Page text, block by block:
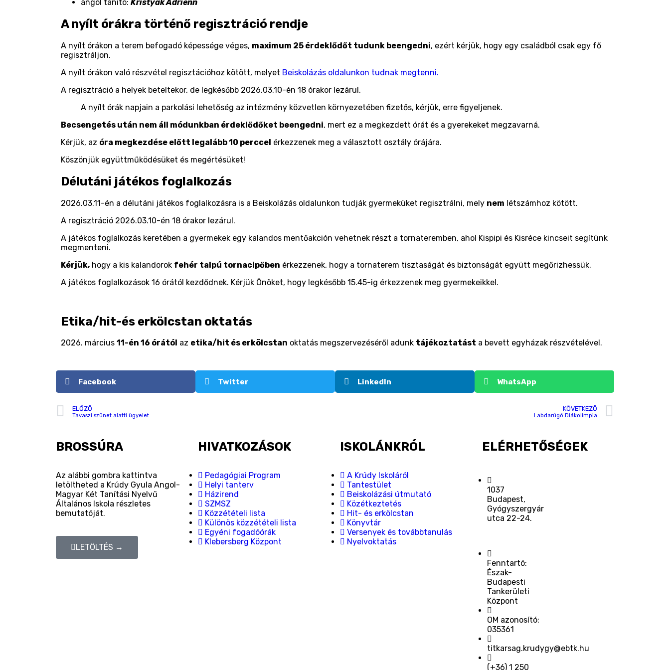
angol tanító: Kristyák Adrienn
A nyílt órákra történő regisztráció rendje
A nyílt órákon a terem befogadó képessége véges, maximum 25 érdeklődőt tudunk beengedni, ezért kérjük, hogy egy családból csak egy fő
regisztráljon.
A nyílt órákon való részvétel regisztációhoz kötött, melyet Beiskolázás oldalunkon tudnak megtenni.
A regisztráció a helyek beteltekor, de legkésőbb 2026.03.10-én 18 órakor lezárul.
A nyílt órák napjain a parkolási lehetőség az intézmény közvetlen környezetében fizetős, kérjük, erre figyeljenek.
Becsengetés után nem áll módunkban érdeklődőket beengedni, mert ez a megkezdett órát és a gyerekeket megzavarná.
Kérjük, az óra megkezdése előtt legalább 10 perccel érkezzenek meg a választott osztály órájára.
Köszönjük együttműködésüket és megértésüket!
Délutáni játékos foglalkozás
2026.03.11-én a délutáni játékos foglalkozásra is a Beiskolázás oldalunkon tudják gyermeküket regisztrálni, mely nem létszámhoz kötött.
A regisztráció 2026.03.10-én 18 órakor lezárul.
A játékos foglalkozás keretében a gyermekek egy kalandos mentőakción vehetnek részt a tornateremben, ahol Kispipi és Kisréce kincseit segítünk
megmenteni.
Kérjük, hogy a kis kalandorok fehér talpú tornacipőben érkezzenek, hogy a tornaterem tisztaságát és biztonságát együtt megőrizhessük.
A játékos foglalkozások 16 órától kezdődnek. Kérjük Önöket, hogy legkésőbb 15.45-ig érkezzenek meg gyermekeikkel.
Etika/hit-és erkölcstan oktatás
2026. március 11-én 16 órától az etika/hit és erkölcstan oktatás megszervezéséről adunk tájékoztatást a bevett egyházak részvételével.
Facebook Twitter LinkedIn WhatsApp
ELŐZŐ
Tavaszi szünet alatti ügyelet
KÖVETKEZŐ
Labdarúgó Diákolimpia
BROSSÚRA
Az alábbi gombra kattintva
letöltheted a Krúdy Gyula Angol-
Magyar Két Tanítási Nyelvű
Általános Iskola részletes
bemutatóját.
LETÖLTÉS →
HIVATKOZÁSOK
Pedagógiai Program
Helyi tanterv
Házirend
SZMSZ
Közzétételi lista
Különös közzétételi lista
Egyéni fogadóórák
Klebersberg Központ
ISKOLÁNKRÓL
A Krúdy Iskoláról
Tantestület
Beiskolázási útmutató
Közétkeztetés
Hit- és erkölcstan
Könyvtár
Versenyek és továbbtanulás
Nyelvoktatás
ELÉRHETŐSÉGEK
1037
Budapest,
Gyógyszergyár
utca 22-24.
Fenntartó:
Észak-
Budapesti
Tankerületi
Központ
OM azonosító:
035361
titkarsag.krudygy@ebtk.hu
(+36) 1 250